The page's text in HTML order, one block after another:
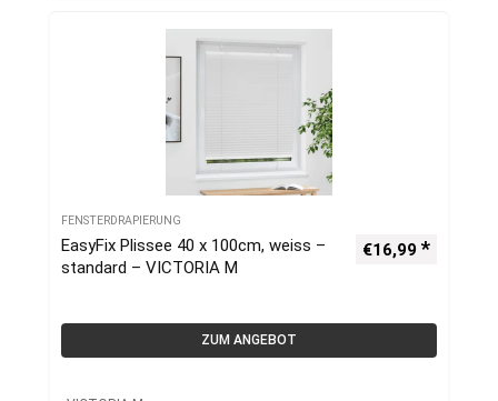
FENSTERDRAPIERUNG
EasyFix Plissee 40 x 100cm, weiss –
standard – VICTORIA M
€16,99
ZUM ANGEBOT